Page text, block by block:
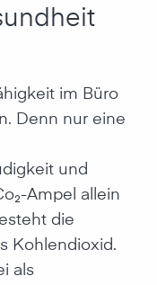
im Büro
Denn nur eine
und
Ampel allein
die
Kohlendioxid.
als